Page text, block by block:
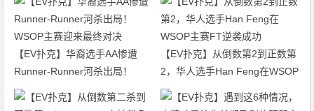
【EV扑克】华裔选手AA惨遭
Runner-Runner河杀出局！
WSOP主赛迎来最终对决
【EV扑克】从倒数第2到正数第
2，华人选手Han Feng在WSOP
主赛FT逆袭成功